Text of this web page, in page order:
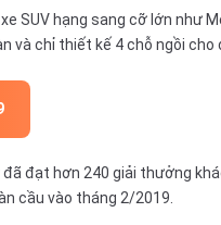
hạng sang cỡ lớn như
chỉ thiết kế 4 chỗ ngồi cho
đạt hơn 240 giải thưởng
cầu vào tháng 2/2019.